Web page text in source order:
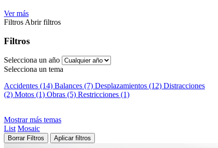
Ver más
Filtros Abrir filtros
Filtros
Selecciona un año
Selecciona un tema
Accidentes (14) Balances (7) Desplazamientos (12) Distracciones
(2) Motos (1) Obras (5) Restricciones (1)
Mostrar más temas
List Mosaic
Borrar Filtros Aplicar filtros